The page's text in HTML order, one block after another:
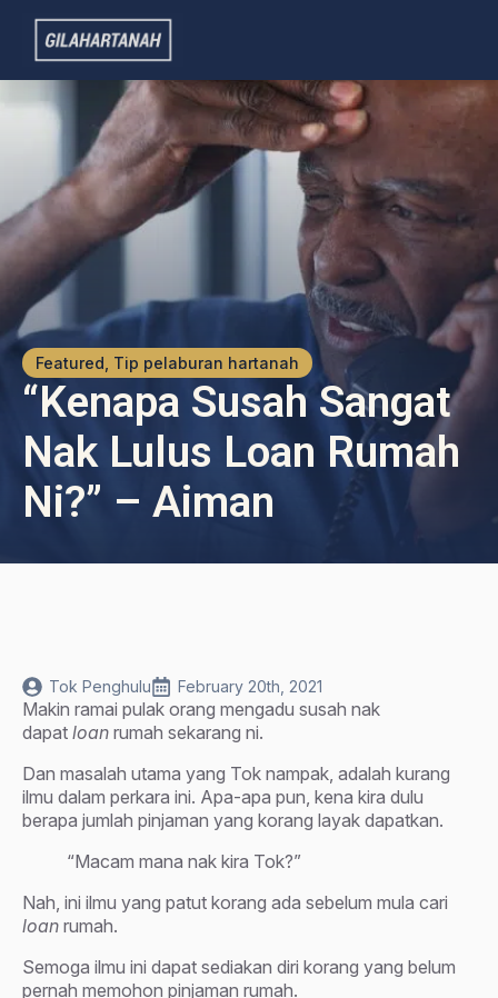
Featured, Tip pelaburan hartanah
“Kenapa Susah Sangat
Nak Lulus Loan Rumah
Ni?” – Aiman
Tok Penghulu February 20th, 2021
Makin ramai pulak orang mengadu susah nak
dapat loan rumah sekarang ni.
Dan masalah utama yang Tok nampak, adalah kurang
ilmu dalam perkara ini. Apa-apa pun, kena kira dulu
berapa jumlah pinjaman yang korang layak dapatkan.
“Macam mana nak kira Tok?”
Nah, ini ilmu yang patut korang ada sebelum mula cari
loan rumah.
Semoga ilmu ini dapat sediakan diri korang yang belum
pernah memohon pinjaman rumah.